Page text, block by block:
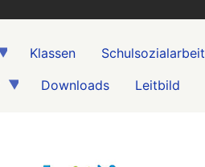
Klassen Schulsozialarbeit
Downloads Leitbild